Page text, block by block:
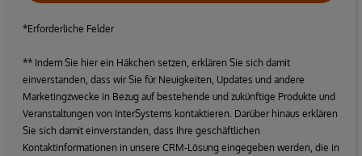
*Erforderliche Felder
** Indem Sie hier ein Häkchen setzen, erklären Sie sich damit
einverstanden, dass wir Sie für Neuigkeiten, Updates und andere
Marketingzwecke in Bezug auf bestehende und zukünftige Produkte und
Veranstaltungen von InterSystems kontaktieren. Darüber hinaus erklären
Sie sich damit einverstanden, dass Ihre geschäftlichen
Kontaktinformationen in unsere CRM-Lösung eingegeben werden, die in